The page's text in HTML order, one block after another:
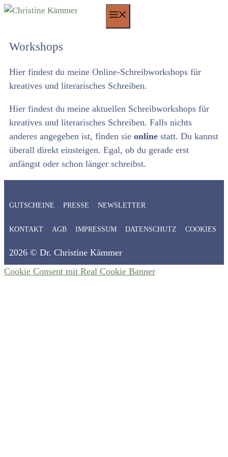
Zum
Workshops
Hier findest du meine Online-Schreibworkshops für
kreatives und literarisches Schreiben.
Hier findest du meine aktuellen Schreibworkshops für
kreatives und literarisches Schreiben. Falls nichts
anderes angegeben ist, finden sie online statt. Du kannst
überall direkt einsteigen. Egal, ob du gerade erst
anfängst oder schon länger schreibst.
GUTSCHEINE PRESSE NEWSLETTER
KONTAKT AGB IMPRESSUM DATENSCHUTZ COOKIES
2026 © Dr. Christine Kämmer
Cookie Consent mit Real Cookie Banner